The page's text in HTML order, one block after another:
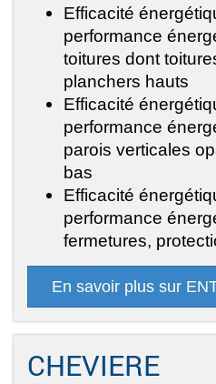
Efficacité
performance
toitures dont
planchers hauts
Efficacité
performance
parois verticales
bas
Efficacité
performance
fermetures,
En savoir plus sur
CHEVIERE